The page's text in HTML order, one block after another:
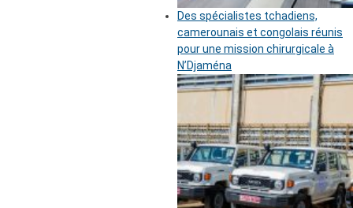
Des spécialistes tchadiens,
camerounais et congolais réunis
pour une mission chirurgicale à
N’Djaména